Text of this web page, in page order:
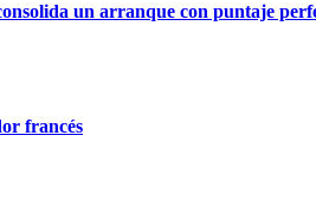
un arranque con puntaje
francés